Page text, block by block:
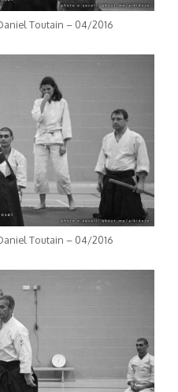
Toutain – 04/2016
Toutain – 04/2016